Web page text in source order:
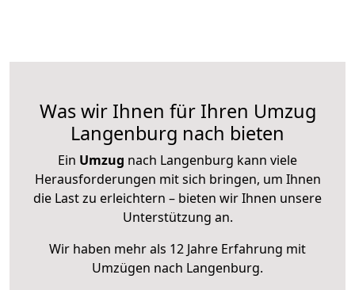
Was wir Ihnen für Ihren Umzug
Langenburg nach bieten
Ein Umzug nach Langenburg kann viele
Herausforderungen mit sich bringen, um Ihnen
die Last zu erleichtern – bieten wir Ihnen unsere
Unterstützung an.
Wir haben mehr als 12 Jahre Erfahrung mit
Umzügen nach Langenburg.